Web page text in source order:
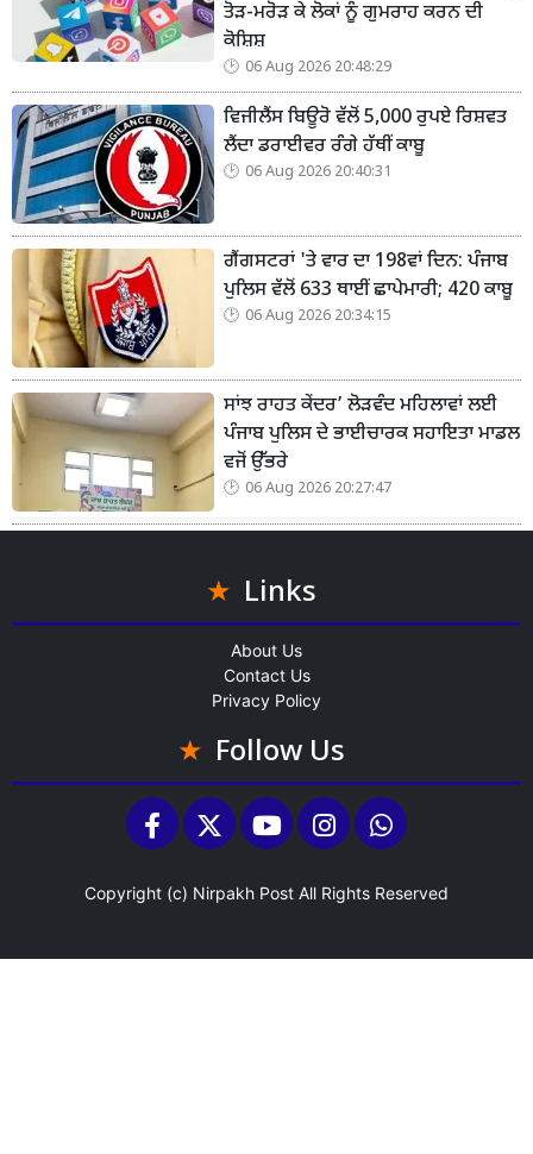
ਤੋੜ-ਮਰੋੜ ਕੇ ਲੋਕਾਂ ਨੂੰ ਗੁਮਰਾਹ ਕਰਨ ਦੀ
ਕੋਸ਼ਿਸ਼
06 Aug 2026 20:48:29
ਵਿਜੀਲੈਂਸ ਬਿਊਰੋ ਵੱਲੋਂ 5,000 ਰੁਪਏ ਰਿਸ਼ਵਤ
ਲੈਂਦਾ ਡਰਾਈਵਰ ਰੰਗੇ ਹੱਥੀਂ ਕਾਬੂ
06 Aug 2026 20:40:31
ਗੈਂਗਸਟਰਾਂ 'ਤੇ ਵਾਰ ਦਾ 198ਵਾਂ ਦਿਨ: ਪੰਜਾਬ
ਪੁਲਿਸ ਵੱਲੋਂ 633 ਥਾਈਂ ਛਾਪੇਮਾਰੀ; 420 ਕਾਬੂ
06 Aug 2026 20:34:15
ਸਾਂਝ ਰਾਹਤ ਕੇਂਦਰ’ ਲੋੜਵੰਦ ਮਹਿਲਾਵਾਂ ਲਈ
ਪੰਜਾਬ ਪੁਲਿਸ ਦੇ ਭਾਈਚਾਰਕ ਸਹਾਇਤਾ ਮਾਡਲ
ਵਜੋਂ ਉੱਭਰੇ
06 Aug 2026 20:27:47
Links
About Us
Contact Us
Privacy Policy
Follow Us
Copyright (c) Nirpakh Post All Rights Reserved